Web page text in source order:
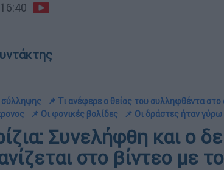
σύλληψης
📌 Τι ανέφερε ο θείος του συλληφθέντα
📌 Οι φονικές βολίδες 📌 Οι δράστες ήταν
Συνελήφθη και ο
στο βίντεο με